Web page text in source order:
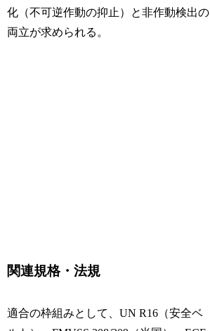
化（不可逆作動の抑止）と非作動検出の
両立が求められる。
関連規格・法規
適合の枠組みとして、UN R16（安全ベ